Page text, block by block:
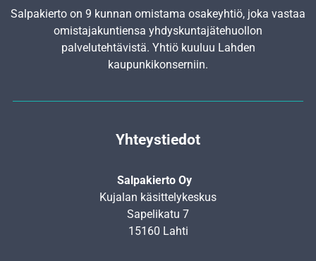
Salpakierto on 9 kunnan omistama osakeyhtiö, joka vastaa
omistajakuntiensa yhdyskunta­jätehuollon
palvelutehtävistä. Yhtiö kuuluu Lahden
kaupunkikonserniin.
Yhteystiedot
Salpakierto Oy
Kujalan käsittelykeskus
Sapelikatu 7
15160 Lahti